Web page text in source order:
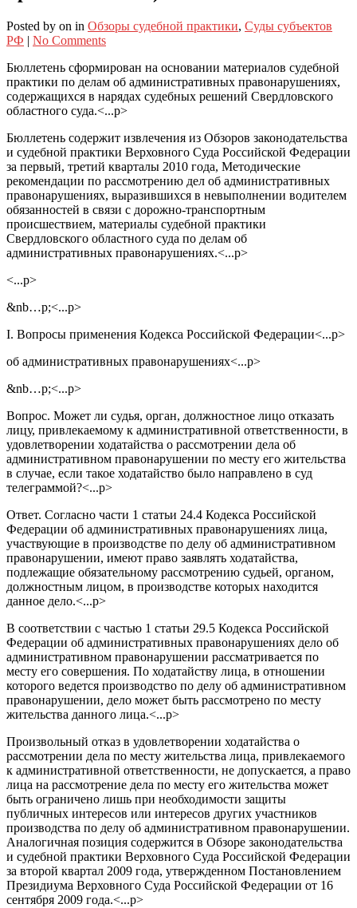
Posted by on in Обзоры судебной практики, Суды субъектов
РФ | No Comments
Бюллетень сформирован на основании материалов судебной
практики по делам об административных правонарушениях,
содержащихся в нарядах судебных решений Свердловского
областного суда.<...p>
Бюллетень содержит извлечения из Обзоров законодательства
и судебной практики Верховного Суда Российской Федерации
за первый, третий кварталы 2010 года, Методические
рекомендации по рассмотрению дел об административных
правонарушениях, выразившихся в невыполнении водителем
обязанностей в связи с дорожно-транспортным
происшествием, материалы судебной практики
Свердловского областного суда по делам об
административных правонарушениях.<...p>
<...p>
&nb…p;<...p>
I. Вопросы применения Кодекса Российской Федерации<...p>
об административных правонарушениях<...p>
&nb…p;<...p>
Вопрос. Может ли судья, орган, должностное лицо отказать
лицу, привлекаемому к административной ответственности, в
удовлетворении ходатайства о рассмотрении дела об
административном правонарушении по месту его жительства
в случае, если такое ходатайство было направлено в суд
телеграммой?<...p>
Ответ. Согласно части 1 статьи 24.4 Кодекса Российской
Федерации об административных правонарушениях лица,
участвующие в производстве по делу об административном
правонарушении, имеют право заявлять ходатайства,
подлежащие обязательному рассмотрению судьей, органом,
должностным лицом, в производстве которых находится
данное дело.<...p>
В соответствии с частью 1 статьи 29.5 Кодекса Российской
Федерации об административных правонарушениях дело об
административном правонарушении рассматривается по
месту его совершения. По ходатайству лица, в отношении
которого ведется производство по делу об административном
правонарушении, дело может быть рассмотрено по месту
жительства данного лица.<...p>
Произвольный отказ в удовлетворении ходатайства о
рассмотрении дела по месту жительства лица, привлекаемого
к административной ответственности, не допускается, а право
лица на рассмотрение дела по месту его жительства может
быть ограничено лишь при необходимости защиты
публичных интересов или интересов других участников
производства по делу об административном правонарушении.
Аналогичная позиция содержится в Обзоре законодательства
и судебной практики Верховного Суда Российской Федерации
за второй квартал 2009 года, утвержденном Постановлением
Президиума Верховного Суда Российской Федерации от 16
сентября 2009 года.<...p>